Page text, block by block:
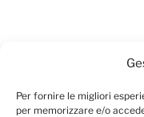
Per fornire le migliori
per memorizzare e/o